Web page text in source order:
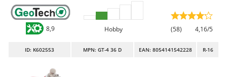
Aspirateurs à feuilles sur roues
Aspirateurs de piscine
Atomiseurs agricoles pour tracteurs
Atomiseurs pour traitements
AL-KO
ALA 2000
Alpina
8,9 Hobby (58) 4,16/5
ID: K602553 MPN: GT-4 36 D EAN: 8054141542228 R-16